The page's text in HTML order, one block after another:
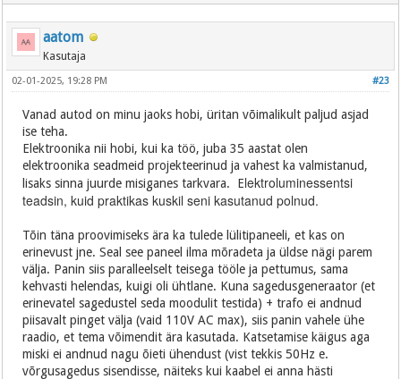
aatom
Kasutaja
#23
02-01-2025, 19:28 PM
Vanad autod on minu jaoks hobi, üritan võimalikult paljud asjad
ise teha.
Elektroonika nii hobi, kui ka töö, juba 35 aastat olen
elektroonika seadmeid projekteerinud ja vahest ka valmistanud,
lisaks sinna juurde misiganes tarkvara. Elektroluminessentsi
teadsin, kuid praktikas kuskil seni kasutanud polnud.
Tõin täna proovimiseks ära ka tulede lülitipaneeli, et kas on
erinevust jne. Seal see paneel ilma mõradeta ja üldse nägi parem
välja. Panin siis paralleelselt teisega tööle ja pettumus, sama
kehvasti helendas, kuigi oli ühtlane. Kuna sagedusgeneraator (et
erinevatel sagedustel seda moodulit testida) + trafo ei andnud
piisavalt pinget välja (vaid 110V AC max), siis panin vahele ühe
raadio, et tema võimendit ära kasutada. Katsetamise käigus aga
miski ei andnud nagu õieti ühendust (vist tekkis 50Hz e.
võrgusagedus sisendisse, näiteks kui kaabel ei anna hästi